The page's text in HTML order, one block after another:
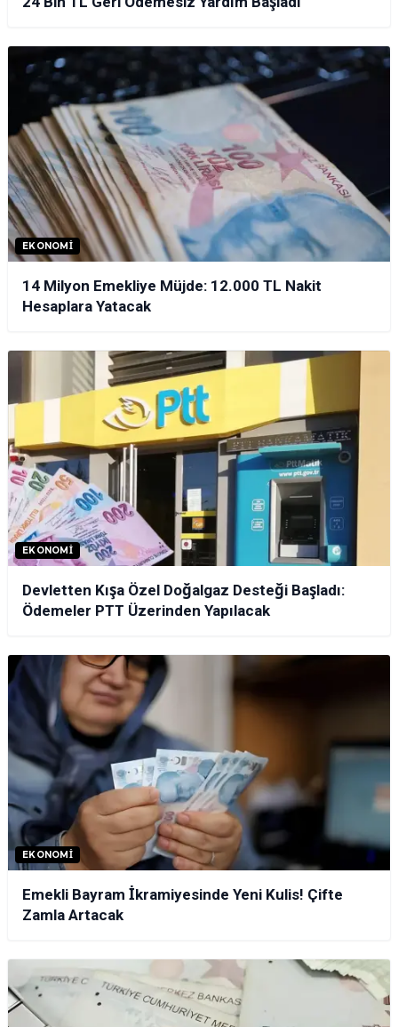
EKONOMI
14 Milyon Emekliye Müjde: 12.000 TL Nakit
Hesaplara Yatacak
EKONOMI
Devletten Kışa Özel Doğalgaz Desteği Başladı:
Ödemeler PTT Üzerinden Yapılacak
EKONOMI
Emekli Bayram İkramiyesinde Yeni Kulis! Çifte
Zamla Artacak